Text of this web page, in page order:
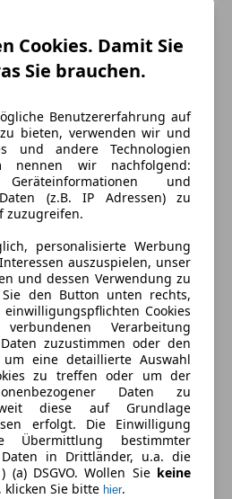
Cookies. Damit Sie
Sie brauchen.
Benutzererfahrung auf
bieten, verwenden wir und
und andere Technologien
nennen wir nachfolgend:
und
(z.B. IP Adressen) zu
zuzugreifen.
personalisierte Werbung
auszuspielen, unser
und dessen Verwendung zu
den Button unten rechts,
Cookies
Verarbeitung
zuzustimmen oder den
eine detaillierte Auswahl
zu treffen oder um der
Daten zu
diese auf Grundlage
erfolgt. Die Einwilligung
Übermittlung bestimmter
Daten in Drittländer, u.a. die
(a) DSGVO. Wollen Sie keine
klicken Sie bitte hier.